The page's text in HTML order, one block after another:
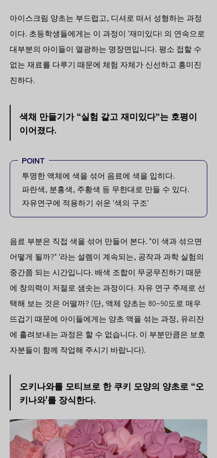
아이스크림 양초는 부드럽고, 디셔로 떠서 성형하는 과정
이다. 초등학생들에게는 이 과정이 '재미있다! 의 연속으로
대부분의 아이들이 열광하는 명장면입니다. 평소 접할 수
없는 재료를 다루기 때문에 체험 자체가 신선하고 흥미진
진하다.
색채 만들기가 “실험 같고 재미있다”는 호평이
이어졌다.
POINT
투명한 액체에 색을 섞어 음료에 색을 입히다.
파란색, 분홍색, 주황색 등 무한대로 만들 수 있다.
자유연구에 적용하기 쉬운 '색의 구조'
음료 부분은 직접 색을 섞어 만들어 본다. "이 색과 섞으면
어떻게 될까?" '라는 설렘이 계속되는, 공작과 과학 실험의
중간쯤 되는 시간입니다. 배색 조합이 무궁무진하기 때문
에 창의력이 저절로 샘솟는 과정이다. 자유 연구 주제로 선
택해 보는 것은 어떨까? (단, 액체 양초는 80~90도로 매우
뜨겁기 때문에 아이들에게는 양초 액을 섞는 과정, 유리잔
에 흘려보내는 과정은 할 수 없습니다. 이 부분만큼은 보호
자분들이 함께 작업해 주시기 바랍니다).
오키나와를 모티브로 한 쿠키 모양의 양초로 “오
키나와'를 장식한다.